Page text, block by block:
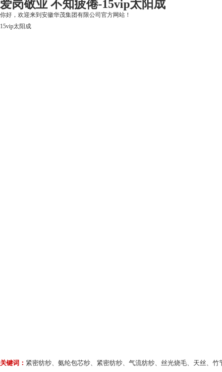
爱岗敬业 不知疲倦-15vip太阳成
你好，欢迎来到安徽华茂集团有限公司官方网站！
15vip太阳成
关键词： 紧密纺纱、氨纶包芯纱、紧密纺纱、气流纺纱、丝光烧毛、天丝、